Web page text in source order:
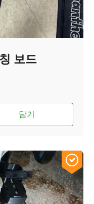
보드
담기